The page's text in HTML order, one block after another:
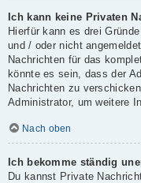
Ich kann keine Privaten
Hierfür kann es drei
und / oder nicht
Nachrichten für das
könnte es sein, dass der
Nachrichten zu
Administrator, um weitere
Nach oben
Ich bekomme ständig
Du kannst Private